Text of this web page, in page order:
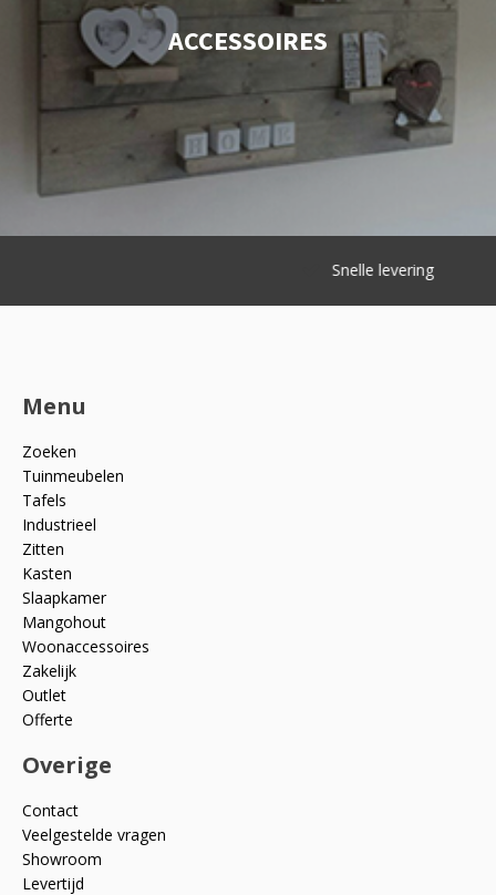
ACCESSOIRES
Menu
Zoeken
Tuinmeubelen
Tafels
Industrieel
Zitten
Kasten
Slaapkamer
Mangohout
Woonaccessoires
Zakelijk
Outlet
Offerte
Overige
Contact
Veelgestelde vragen
Showroom
Levertijd